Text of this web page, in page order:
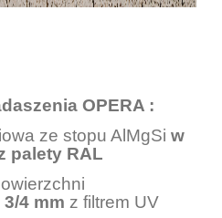
OPERA :
ze stopu AlMgSi w
palety RAL
4 mm z filtrem UV